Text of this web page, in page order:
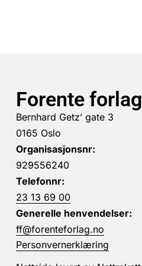
Forente forlag
Bernhard Getz’ gate 3
0165 Oslo
Organisasjonsnr:
929556240
Telefonnr:
23 13 69 00
Generelle henvendelser:
ff@forenteforlag.no
Personvernerklæring